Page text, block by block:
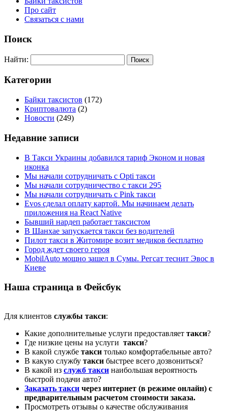
Про сайт
Связаться с нами
Поиск
Найти:
Категории
Байки таксистов (172)
Криптовалюта (2)
Новости (249)
Недавние записи
В Такси Украины добавился тариф Эконом и новая
иконка
Мы начали сотрудничать с Opti такси
Мы начали сотрудничество с такси 295
Мы начали сотрудничать с Pink такси
Evos сделал оплату картой. Мы начинаем делать
приложения на React Native
Бывший нардеп работает таксистом
В Шанхае запускается такси без водителей
Пилот такси в Житомире возит медиков бесплатно
Город ждет своего героя
MobilAuto мощно зашел в Сумы. Регсат теснит Эвос в
Киеве
Наша страница в Фейсбук
Для клиентов службы такси:
Какие дополнительные услуги предоставляет такси?
Где низкие цены на услуги такси?
В какой службе такси только комфортабельные авто?
В какую службу такси быстрее всего дозвониться?
В какой из служб такси наибольшая вероятность
быстрой подачи авто?
Заказать такси через интернет (в режиме онлайн) с
предварительным расчетом стоимости заказа.
Просмотреть отзывы о качестве обслуживания